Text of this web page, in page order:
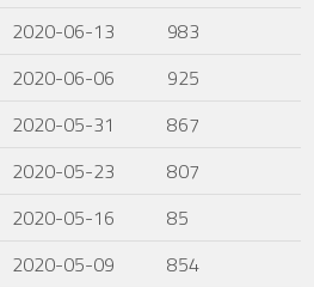
2020-06-13 983
2020-06-06 925
2020-05-31 867
2020-05-23 807
2020-05-16 85
2020-05-09 854